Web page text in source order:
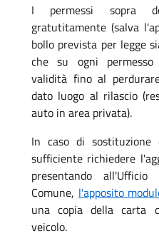
I permessi sopra
gratutitamente (salva
bollo prevista per legge
che su ogni permesso
validità fino al
dato luogo al rilascio
auto in area privata).
In caso di sostituzione
sufficiente richiedere
presentando
Comune, l'apposito
una copia della carta
veicolo.